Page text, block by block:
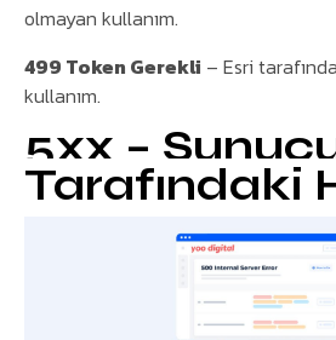
olmayan kullanım.
499 Token Gerekli – Esri
kullanım.
5xx –
Tarafındaki